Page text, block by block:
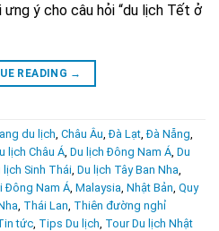
ý cho câu hỏi “du lịch Tết ở
READING →
du lịch Châu Âu ,Đà Lạt ,Đà Nẵng
lịch Châu Á Du lịch Đông Nam Á Du
lịch Sinh Thái Du lịch Tây Ban Nha
Đông Nam Á Malaysia Nhật Bản Quy
Thái Lan Thiên đường nghỉ
tức Tips Du lịch Tour Du lịch Nhật